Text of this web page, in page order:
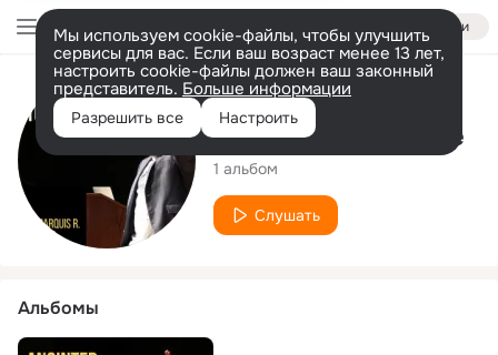
Войти
Мы используем cookie-файлы, чтобы улучшить
сервисы для вас. Если ваш возраст менее 13 лет,
настроить cookie-файлы должен ваш законный
представитель. Больше информации
Разрешить все Настроить
Исполнитель
Demarquis R. Battle
1 альбом
Слушать
Альбомы